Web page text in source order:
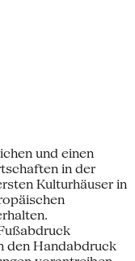
und einen
in der
Kulturhäuser in
den Handabdruck